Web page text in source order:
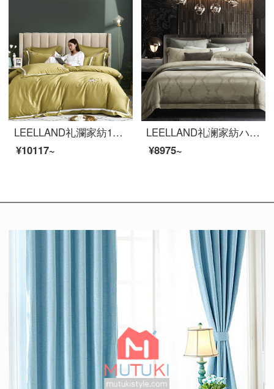
LEELLAND礼瀾家紡140本の軽奢な綿の花模様刺繍四点セットのハイエンドの欧風ベッド用品の純綿ベッドセットのサイドカバーは明るい黄色1.8-2.0メートルのベッド/220*240 cmの布団セットです。
¥10117~
LEELLAND礼澜家紡ハイエンド軽奢100本のジャカード全綿四点セット欧風のモデルルームの寝具純綿高品質ベッドセットブルック金色1.8-2.0メートルベッド/220*240 cm
¥8975~